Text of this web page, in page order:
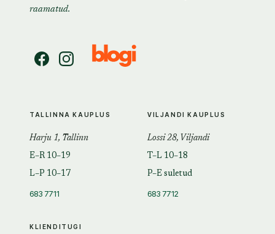
raamatud.
KLIENDITUGI
TALLINNA KAUPLUS
Harju 1, Tallinn
E–R 10–19
L–P 10–17
683 7711
VILJANDI KAUPLUS
Lossi 28, Viljandi
T–L 10–18
P–E suletud
683 7712